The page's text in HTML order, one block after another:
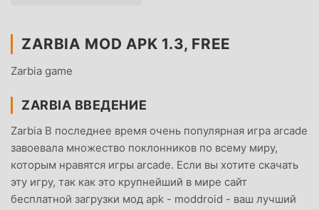
ZARBIA MOD APK 1.3, FREE
Zarbia game
ZARBIA ВВЕДЕНИЕ
Zarbia В последнее время очень популярная игра arcade
завоевала множество поклонников по всему миру,
которым нравятся игры arcade. Если вы хотите скачать
эту игру, так как это крупнейший в мире сайт
бесплатной загрузки мод apk - moddroid - ваш лучший